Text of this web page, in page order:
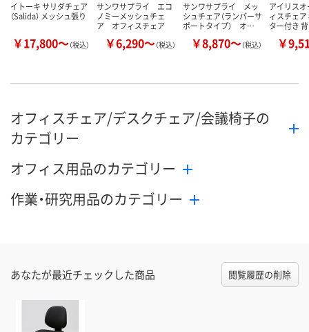
イトーキ サリダチェア
（Salida） メッシュ張り
￥17,800～（税込）
サンワサプライ エコ
ノミーメッシュチェ
ア オフィスチェア
￥6,290～（税込）
サンワサプライ メッ
シュチェア（ランバーサ
ポートタイプ） オ…
￥8,870～（税込）
アイリス
ィスチェ
ター付き
￥
オフィスチェア/デスクチェア/会議椅子の
カテゴリー
オフィス用品のカテゴリー
作業・研究用品のカテゴリー
あなたが最近チェックした商品 閲覧履歴の削除